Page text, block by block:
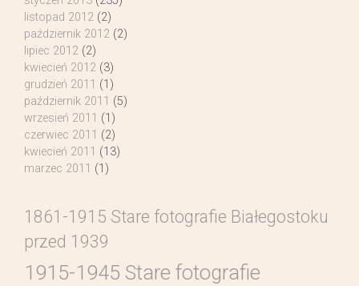
listopad 2012 (2)
październik 2012 (2)
lipiec 2012 (2)
kwiecień 2012 (3)
grudzień 2011 (1)
październik 2011 (5)
wrzesień 2011 (1)
czerwiec 2011 (2)
kwiecień 2011 (13)
marzec 2011 (1)
1861-1915 Stare fotografie Białegostoku
przed 1939
1915-1945 Stare fotografie